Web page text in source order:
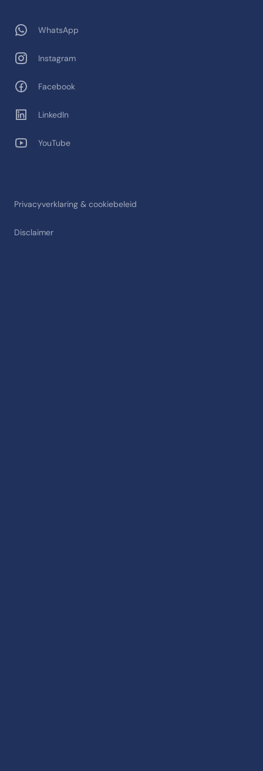
Privacyverklaring & cookiebeleid
Disclaimer
WhatsApp
Instagram
Facebook
LinkedIn
YouTube